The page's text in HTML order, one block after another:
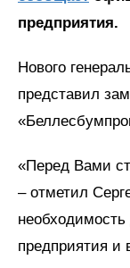
предприятия.
Нового
представил
«Перед Вами
– отметил
предприятия и